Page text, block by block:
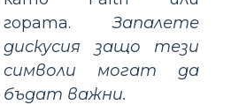
гората.Запалете
дискусия защо тези
символи могат да
бъдат важни.